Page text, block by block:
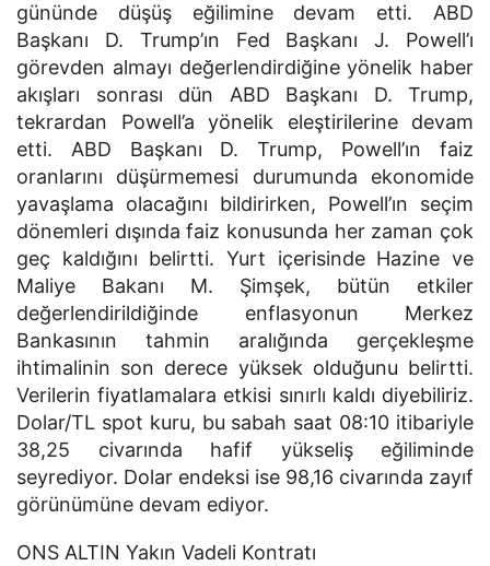
gününde düşüş eğilimine devam etti. ABD
Başkanı D. Trump’ın Fed Başkanı J. Powell’ı
görevden almayı değerlendirdiğine yönelik haber
akışları sonrası dün ABD Başkanı D. Trump,
tekrardan Powell’a yönelik eleştirilerine devam
etti. ABD Başkanı D. Trump, Powell’ın faiz
oranlarını düşürmemesi durumunda ekonomide
yavaşlama olacağını bildirirken, Powell’ın seçim
dönemleri dışında faiz konusunda her zaman çok
geç kaldığını belirtti. Yurt içerisinde Hazine ve
Maliye Bakanı M. Şimşek, bütün etkiler
değerlendirildiğinde enflasyonun Merkez
Bankasının tahmin aralığında gerçekleşme
ihtimalinin son derece yüksek olduğunu belirtti.
Verilerin fiyatlamalara etkisi sınırlı kaldı diyebiliriz.
Dolar/TL spot kuru, bu sabah saat 08:10 itibariyle
38,25 civarında hafif yükseliş eğiliminde
seyrediyor. Dolar endeksi ise 98,16 civarında zayıf
görünümüne devam ediyor.
ONS ALTIN Yakın Vadeli Kontratı